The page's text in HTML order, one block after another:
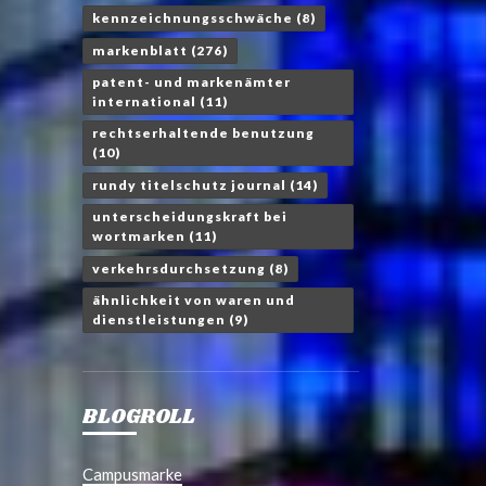
kennzeichnungsschwäche (8)
markenblatt (276)
patent- und markenämter
international (11)
rechtserhaltende benutzung
(10)
rundy titelschutz journal (14)
unterscheidungskraft bei
wortmarken (11)
verkehrsdurchsetzung (8)
ähnlichkeit von waren und
dienstleistungen (9)
BLOGROLL
Campusmarke